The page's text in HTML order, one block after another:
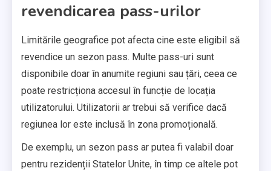
revendicarea pass-urilor
Limitările geografice pot afecta cine este eligibil să
revendice un sezon pass. Multe pass-uri sunt
disponibile doar în anumite regiuni sau țări, ceea ce
poate restricționa accesul în funcție de locația
utilizatorului. Utilizatorii ar trebui să verifice dacă
regiunea lor este inclusă în zona promoțională.
De exemplu, un sezon pass ar putea fi valabil doar
pentru rezidenții Statelor Unite, în timp ce altele pot